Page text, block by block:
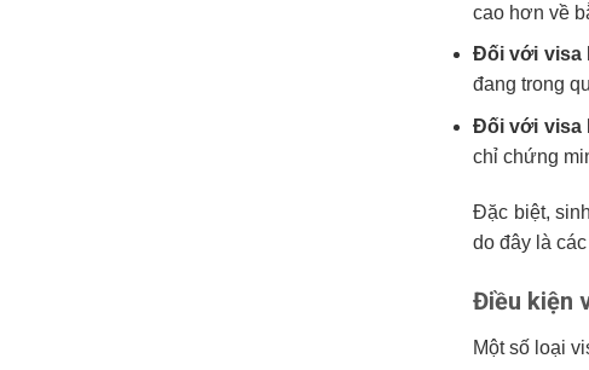
cao hơn về
Đối với visa
đang trong
Đối với visa
chỉ chứng
Đặc biệt,
do đây là
Điều kiện
Một số loại